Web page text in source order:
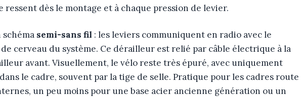
ressent dès le montage et à chaque pression de levier.
schéma semi-sans fil : les leviers communiquent en radio avec le
cerveau du système. Ce dérailleur est relié par câble électrique à la
avant. Visuellement, le vélo reste très épuré, avec uniquement
le cadre, souvent par la tige de selle. Pratique pour les cadres route
un peu moins pour une base acier ancienne génération ou un